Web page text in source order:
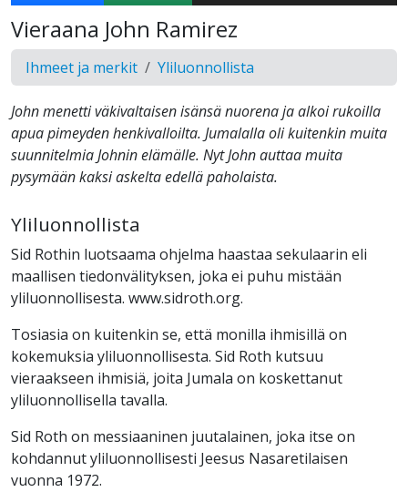
Vieraana John Ramirez
Ihmeet ja merkit Yliluonnollista
John menetti väkivaltaisen isänsä nuorena ja alkoi rukoilla
apua pimeyden henkivalloilta. Jumalalla oli kuitenkin muita
suunnitelmia Johnin elämälle. Nyt John auttaa muita
pysymään kaksi askelta edellä paholaista.
Yliluonnollista
Sid Rothin luotsaama ohjelma haastaa sekulaarin eli
maallisen tiedonvälityksen, joka ei puhu mistään
yliluonnollisesta. www.sidroth.org.
Tosiasia on kuitenkin se, että monilla ihmisillä on
kokemuksia yliluonnollisesta. Sid Roth kutsuu
vieraakseen ihmisiä, joita Jumala on koskettanut
yliluonnollisella tavalla.
Sid Roth on messiaaninen juutalainen, joka itse on
kohdannut yliluonnollisesti Jeesus Nasaretilaisen
vuonna 1972.